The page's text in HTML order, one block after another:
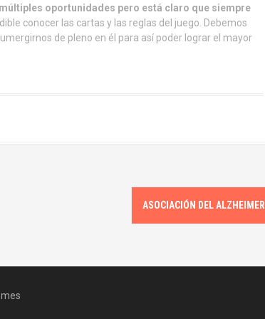
múltiples oportunidades pero está claro que siempre
conocer las cartas y las reglas del juego. Debemos
de pleno en él para así poder lograr el mayor
ASOCIACIÓN DEL ALZHEIMER